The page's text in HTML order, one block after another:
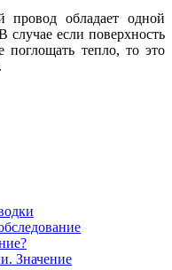
провод обладает одной
случае если поверхность
поглощать тепло, то это
Значение